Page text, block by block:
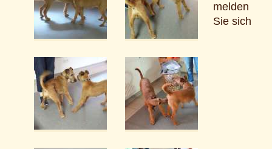
melden
Sie sich